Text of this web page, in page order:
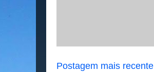
Postagem mais recente